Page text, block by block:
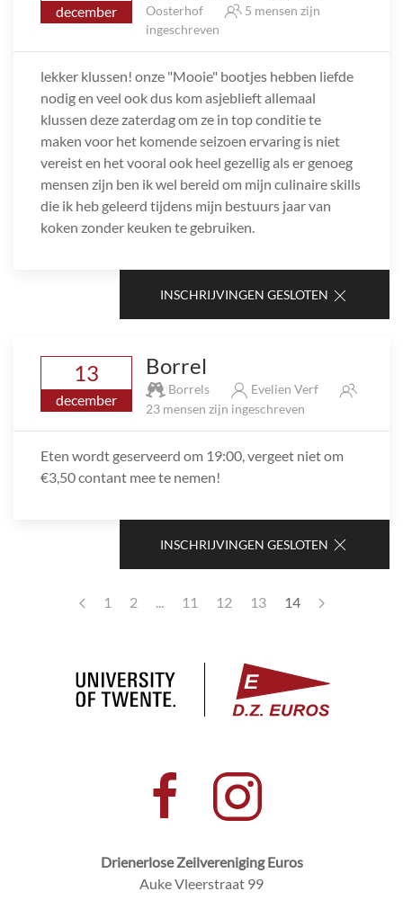
december
Oosterhof
5 mensen zijn
ingeschreven
lekker klussen! onze "Mooie" bootjes hebben liefde
nodig en veel ook dus kom asjeblieft allemaal
klussen deze zaterdag om ze in top conditie te
maken voor het komende seizoen ervaring is niet
vereist en het vooral ook heel gezellig als er genoeg
mensen zijn ben ik wel bereid om mijn culinaire skills
die ik heb geleerd tijdens mijn bestuurs jaar van
koken zonder keuken te gebruiken.
INSCHRIJVINGEN GESLOTEN
13
december
Borrel
Borrels
Evelien Verf
23 mensen zijn ingeschreven
Eten wordt geserveerd om 19:00, vergeet niet om
€3,50 contant mee te nemen!
INSCHRIJVINGEN GESLOTEN
1 2 ... 11 12 13 14
Drienerlose Zeilvereniging Euros
Auke Vleerstraat 99